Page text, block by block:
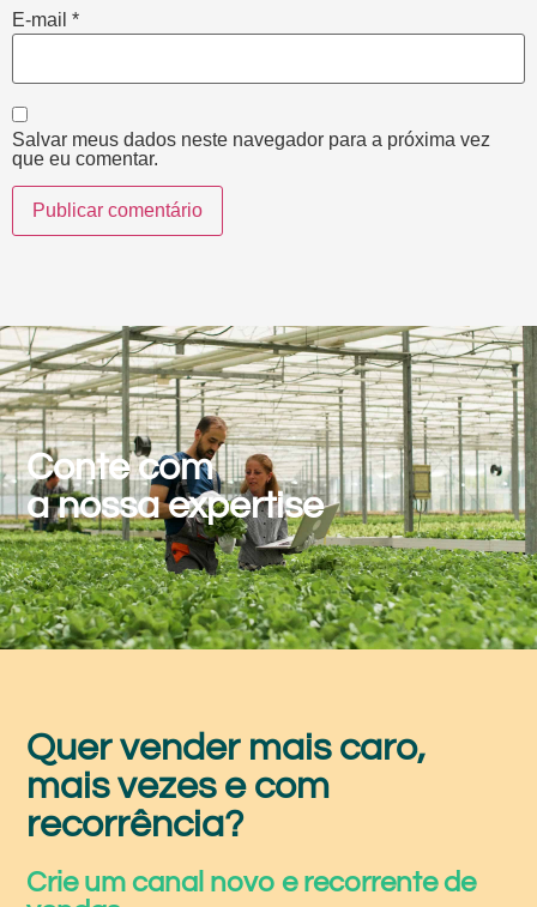
E-mail *
Salvar meus dados neste navegador para a próxima vez
que eu comentar.
Conte com
a nossa expertise
Quer vender mais caro,
mais vezes e com
recorrência?
Crie um canal novo e recorrente de